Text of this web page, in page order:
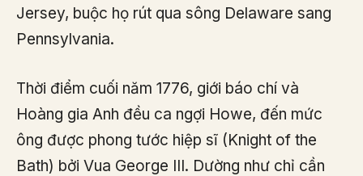
Jersey, buộc họ rút qua sông Delaware sang
Pennsylvania.
Thời điểm cuối năm 1776, giới báo chí và
Hoàng gia Anh đều ca ngợi Howe, đến mức
ông được phong tước hiệp sĩ (Knight of the
Bath) bởi Vua George III. Dường như chỉ cần